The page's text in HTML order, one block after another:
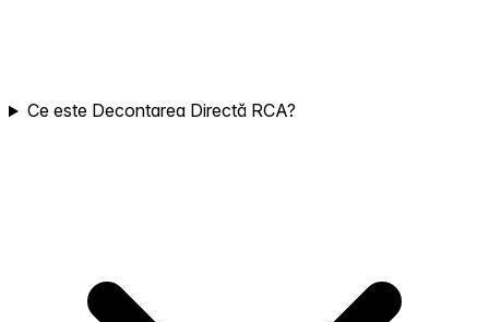
Ce este Decontarea Directă RCA?